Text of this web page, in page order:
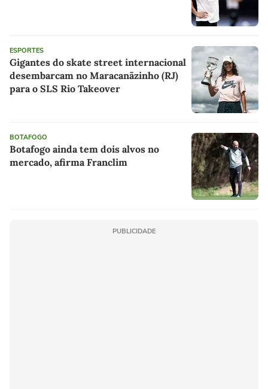
ESPORTES
Gigantes do skate street internacional
desembarcam no Maracanãzinho (RJ)
para o SLS Rio Takeover
BOTAFOGO
Botafogo ainda tem dois alvos no
mercado, afirma Franclim
PUBLICIDADE